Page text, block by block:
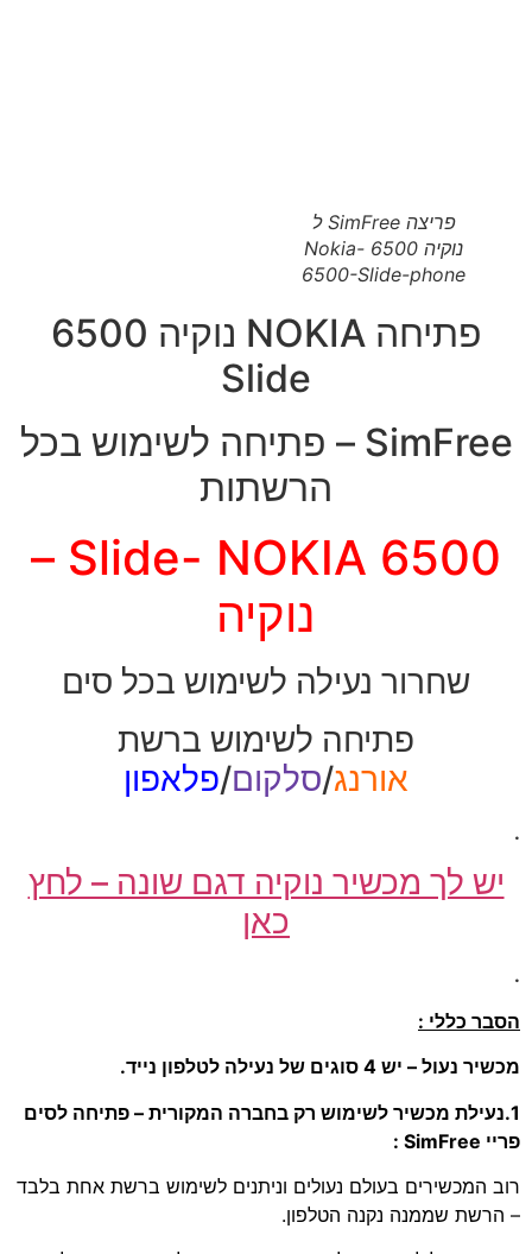
פריצה SimFree ל
נוקיה 6500 Nokia-
6500-Slide-phone
פתיחה NOKIA נוקיה 6500
Slide
SimFree – פתיחה לשימוש בכל
הרשתות
6500 Slide- NOKIA –
נוקיה
שחרור נעילה לשימוש בכל סים
פתיחה לשימוש ברשת
אורנג/סלקום/פלאפון
.
יש לך מכשיר נוקיה דגם שונה – לחץ
כאן
.
הסבר כללי :
מכשיר נעול – יש 4 סוגים של נעילה לטלפון נייד.
1.נעילת מכשיר לשימוש רק בחברה המקורית – פתיחה לסים
פריי SimFree :
רוב המכשירים בעולם נעולים וניתנים לשימוש ברשת אחת בלבד
– הרשת שממנה נקנה הטלפון.